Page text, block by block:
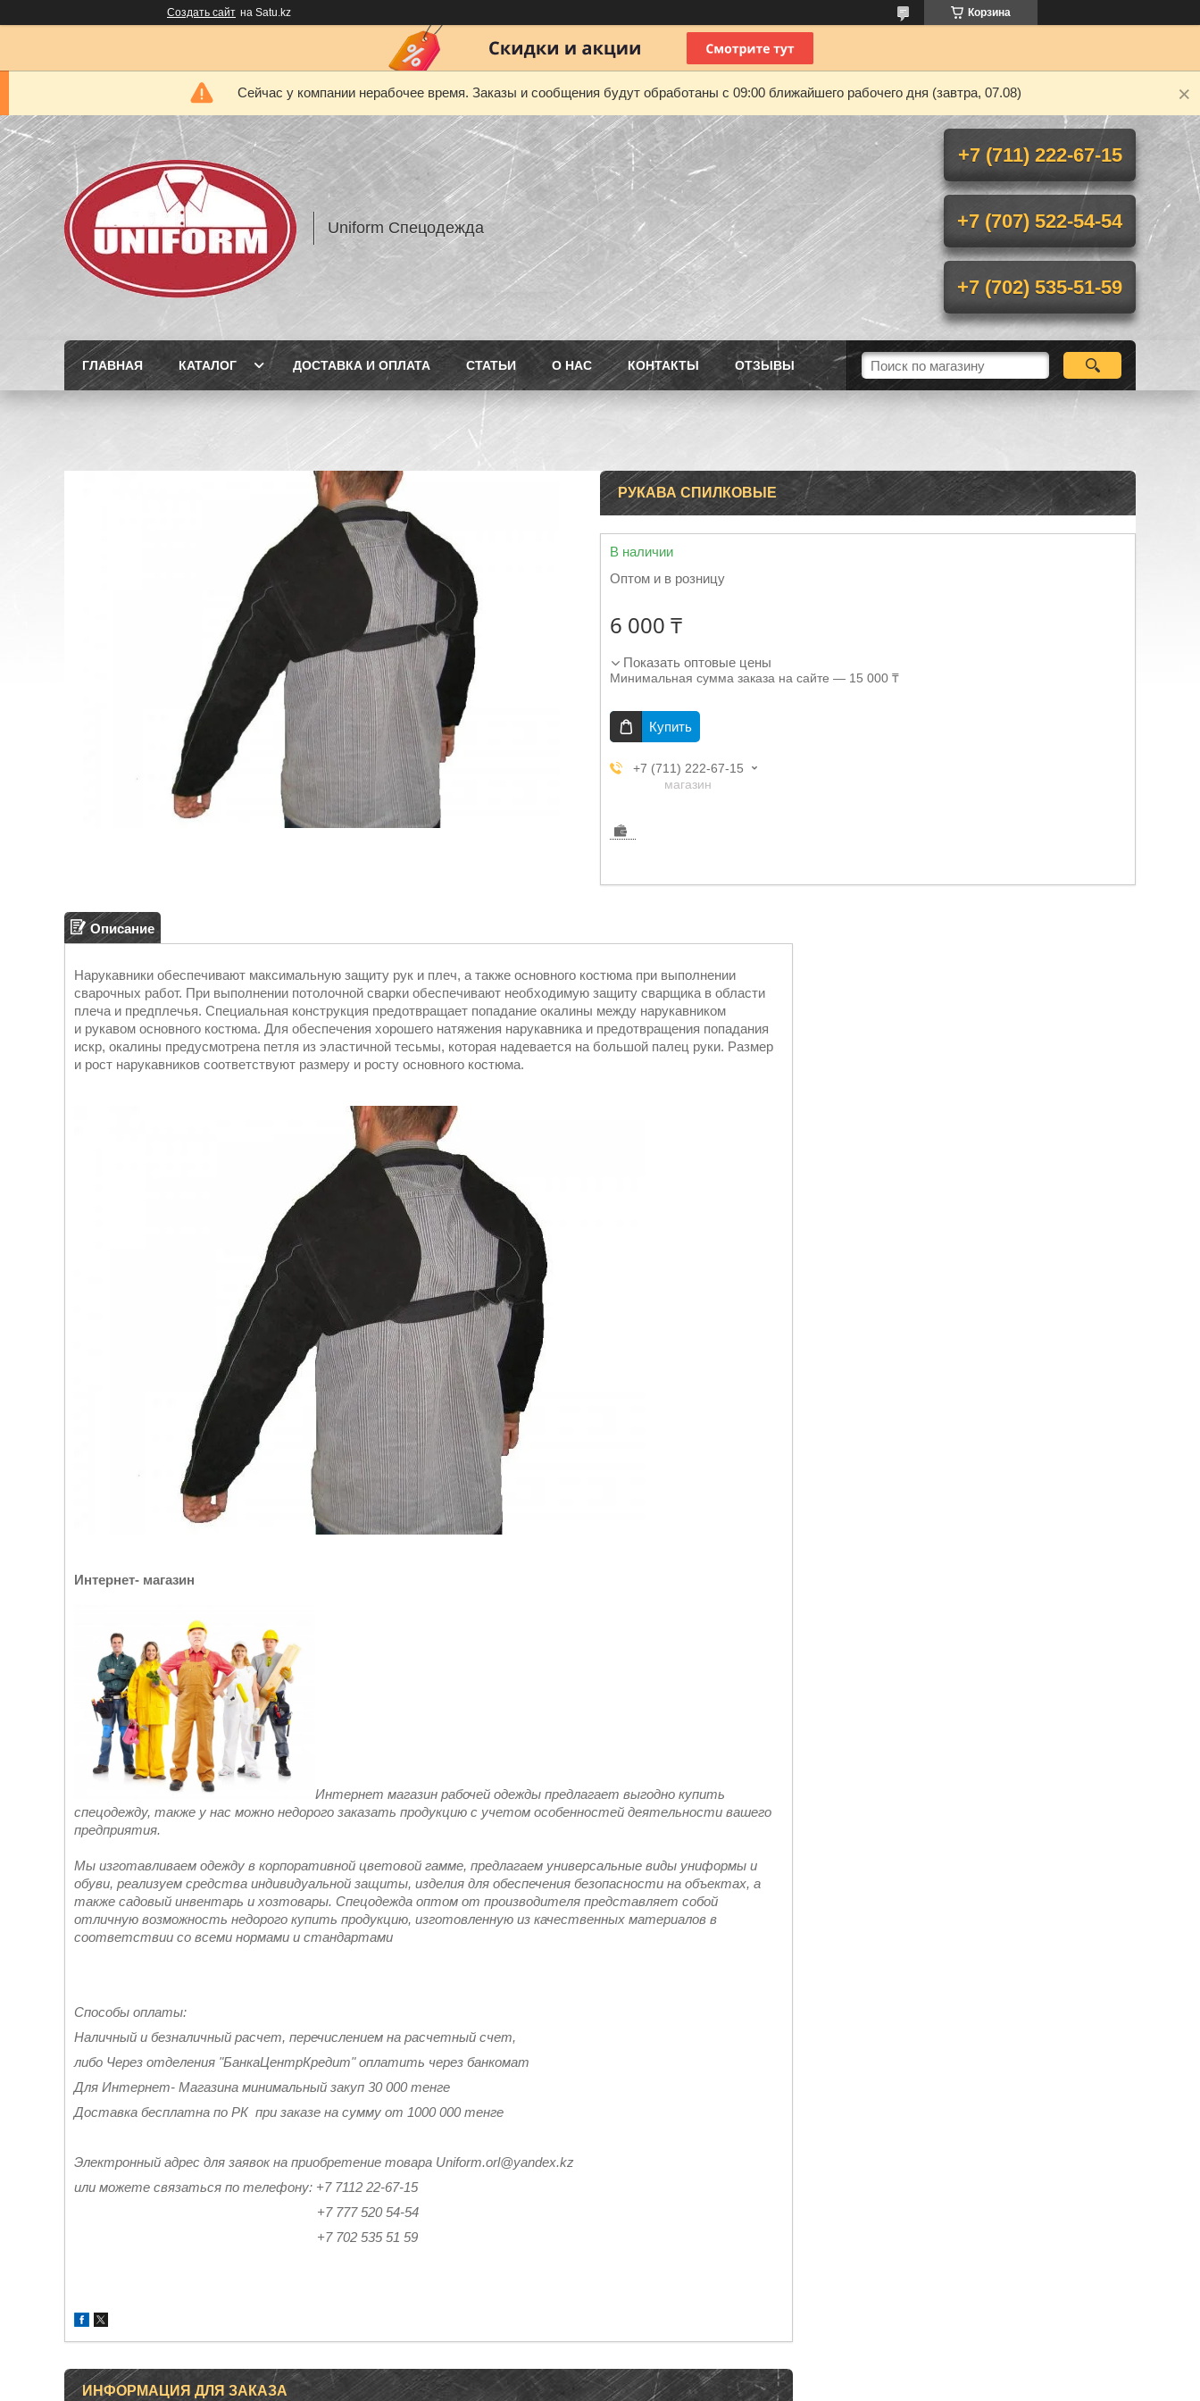
Создать сайт на Satu.kz Корзина
Сейчас у компании нерабочее время. Заказы и сообщения будут обработаны с 09:00 ближайшего рабочего дня (завтра, 07.08)
Uniform Спецодежда
+7 (711) 222-67-15
+7 (707) 522-54-54
+7 (702) 535-51-59
ГЛАВНАЯ КАТАЛОГ ДОСТАВКА И ОПЛАТА СТАТЬИ О НАС КОНТАКТЫ ОТЗЫВЫ
РУКАВА СПИЛКОВЫЕ
В наличии
Оптом и в розницу
6 000 ₸
Показать оптовые цены
Минимальная сумма заказа на сайте — 15 000 ₸
Купить
+7 (711) 222-67-15
магазин
Описание
Нарукавники обеспечивают максимальную защиту рук и плеч, а также основного костюма при выполнении
сварочных работ. При выполнении потолочной сварки обеспечивают необходимую защиту сварщика в области
плеча и предплечья. Специальная конструкция предотвращает попадание окалины между нарукавником
и рукавом основного костюма. Для обеспечения хорошего натяжения нарукавника и предотвращения попадания
искр, окалины предусмотрена петля из эластичной тесьмы, которая надевается на большой палец руки. Размер
и рост нарукавников соответствуют размеру и росту основного костюма.
Интернет- магазин
Интернет магазин рабочей одежды предлагает выгодно купить
спецодежду, также у нас можно недорого заказать продукцию с учетом особенностей деятельности вашего
предприятия.
Мы изготавливаем одежду в корпоративной цветовой гамме, предлагаем универсальные виды униформы и
обуви, реализуем средства индивидуальной защиты, изделия для обеспечения безопасности на объектах, а
также садовый инвентарь и хозтовары. Спецодежда оптом от производителя представляет собой
отличную возможность недорого купить продукцию, изготовленную из качественных материалов в
соответствии со всеми нормами и стандартами
Способы оплаты:
Наличный и безналичный расчет, перечислением на расчетный счет,
либо Через отделения "БанкаЦентрКредит" оплатить через банкомат
Для Интернет- Магазина минимальный закуп 30 000 тенге
Доставка бесплатна по РК при заказе на сумму от 1000 000 тенге
Электронный адрес для заявок на приобретение товара Uniform.orl@yandex.kz
или можете связаться по телефону: +7 7112 22-67-15
+7 777 520 54-54
+7 702 535 51 59
ИНФОРМАЦИЯ ДЛЯ ЗАКАЗА